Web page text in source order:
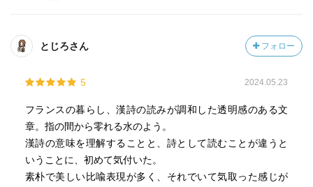
とじろさん フォロー
5 2024.05.23
フランスの暮らし、漢詩の読みが調和した透明感のある文
章。指の間から零れる水のよう。
漢詩の意味を理解することと、詩として読むことが違うと
いうことに、初めて気付いた。
素朴で美しい比喩表現が多く、それでいて気取った感じが